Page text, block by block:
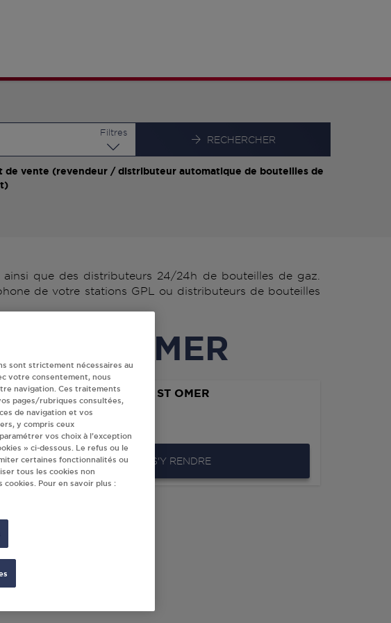
Filtres
RECHERCHER
vente (revendeur / distributeur automatique de bouteilles de
que des distributeurs 24/24h de bouteilles de gaz.
de votre stations GPL ou distributeurs de bouteilles
à ST OMER
LECLERC EXPRESS ST OMER
RUE DELACROIX
62500
S'Y RENDRE
sont strictement nécessaires au
votre consentement, nous
navigation. Ces traitements
pages/rubriques consultées,
de navigation et vos
y compris ceux
vos choix à l’exception
» ci-dessous. Le refus ou le
certaines fonctionnalités ou
tous les cookies non
Pour en savoir plus :